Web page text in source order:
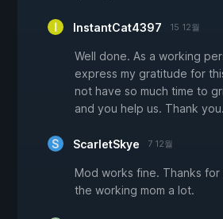
InstantCat4397 15 12월
Well done. As a working
express my gratitude for
not have so much time to
and you help us. Thank you.
ScarletSkye 7 12월
Mod works fine. Thanks for
the working mom a lot.